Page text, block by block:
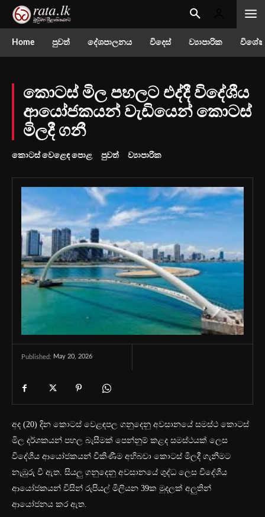
Home පුවත් දේශපාලනය විදෙස් ව්‍යාපාරික
කොටස් මිල පහලට එද්දී විදේශීය
ආයෝජකයන් වැඩියෙන් කොටස්
මිලදී ගනී
කොටස් වෙළෙඳ පොළ පුවත් ව්‍යාපාරික
Published: May 20, 2026
අද (20) දින කොටස් වෙළඳපල ගනුදෙනු අවසානයේ සමස්ථ කොටස්
මිල දර්ශකයන් පහල බැසීමක් පෙන්නුම් කළද සමස්ථයක් ලෙස
විදේශීය ආයෝජකයන් විකිණීම අභිබවා කොටස් මිලදී ගැනීමට
නැඹුරු වී ඇත. සියලු ගනුදෙනු අවසානයේ ශුද්ධ ලෙස විදේශීය
ආයෝජකයන් විසින් රුපියල් මිලියන 39ක මුදලක් අලුතින්
ආයෝජනය කර ඇත.